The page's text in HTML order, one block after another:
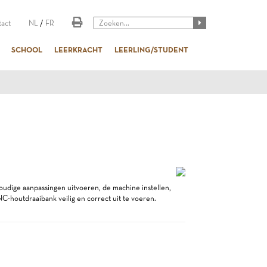
NL / FR
SCHOOL LEERKRACHT LEERLING/STUDENT
aanpassingen uitvoeren, de machine instellen,
houtdraaibank veilig en correct uit te voeren.